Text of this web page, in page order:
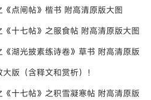
点闸帖》楷书 附高清原版大图
十七帖》之服食帖 附高清原版大图
湖光披素练诗卷》草书 附高清原版
版（含释文和赏析）！
十七帖》之积雪凝寒帖 附高清原版